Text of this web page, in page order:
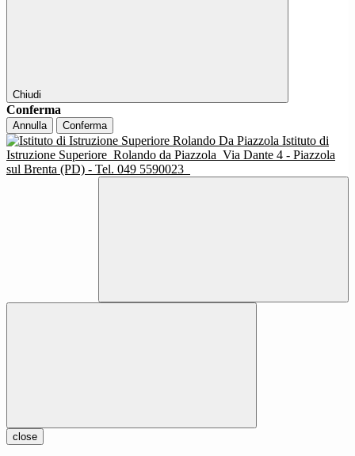
Chiudi
Conferma
Annulla Conferma
Istituto di
Istruzione Superiore Rolando da Piazzola Via Dante 4 - Piazzola
sul Brenta (PD) - Tel. 049 5590023
close